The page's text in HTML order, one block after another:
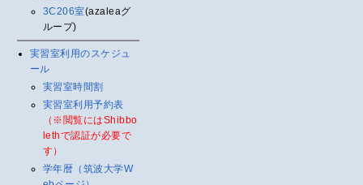
3C206室(azaleaグ
ループ)
実習室利用のスケジュ
ール
実習室時間割
実習室利用予約表
（※閲覧にはShibbo
lethで認証が必要で
す）
学年暦（筑波大学W